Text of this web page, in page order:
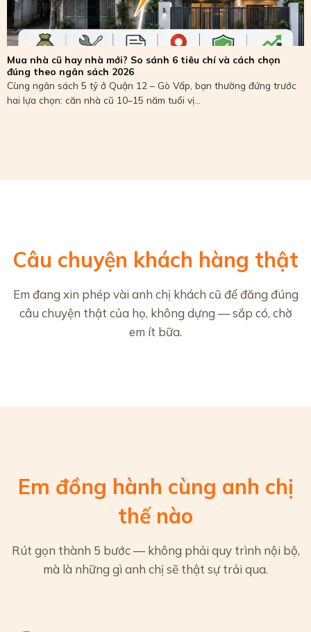
Mua nhà cũ hay nhà mới? So sánh 6 tiêu chí và cách chọn
đúng theo ngân sách 2026
Cùng ngân sách 5 tỷ ở Quận 12 – Gò Vấp, bạn thường đứng trước
hai lựa chọn: căn nhà cũ 10–15 năm tuổi vị...
Câu chuyện khách hàng thật
Em đang xin phép vài anh chị khách cũ để đăng đúng
câu chuyện thật của họ, không dựng — sắp có, chờ
em ít bữa.
Em đồng hành cùng anh chị
thế nào
Rút gọn thành 5 bước — không phải quy trình nội bộ,
mà là những gì anh chị sẽ thật sự trải qua.